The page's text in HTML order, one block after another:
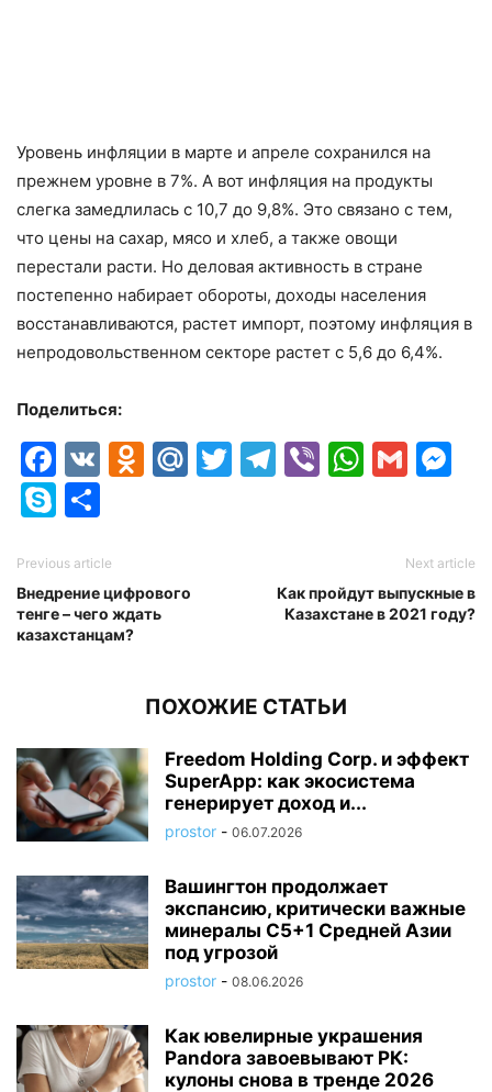
Уровень инфляции в марте и апреле сохранился на
прежнем уровне в 7%. А вот инфляция на продукты
слегка замедлилась с 10,7 до 9,8%. Это связано с тем,
что цены на сахар, мясо и хлеб, а также овощи
перестали расти. Но деловая активность в стране
постепенно набирает обороты, доходы населения
восстанавливаются, растет импорт, поэтому инфляция в
непродовольственном секторе растет с 5,6 до 6,4%.
Поделиться:
Facebook
VK Odnoklassniki
Mail.Ru
Twitter
Telegram
Viber
Skype
Previous article
Внедрение цифрового
тенге – чего ждать
казахстанцам?
Next article
Как пройдут выпускные в
Казахстане в 2021 году?
ПОХОЖИЕ СТАТЬИ
Freedom Holding Corp. и эффект
SuperApp: как экосистема
генерирует доход и...
prostor - 06.07.2026
Вашингтон продолжает
экспансию, критически важные
минералы C5+1 Средней Азии
под угрозой
prostor - 08.06.2026
Как ювелирные украшения
Pandora завоевывают РК:
кулоны снова в тренде 2026